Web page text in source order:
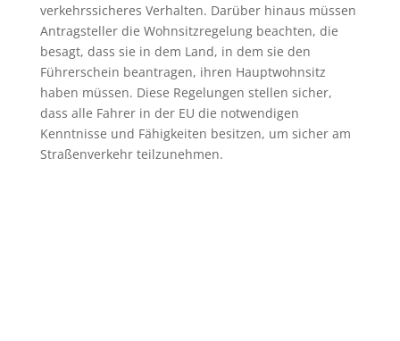
verkehrssicheres Verhalten. Darüber hinaus müssen
Antragsteller die Wohnsitzregelung beachten, die
besagt, dass sie in dem Land, in dem sie den
Führerschein beantragen, ihren Hauptwohnsitz
haben müssen. Diese Regelungen stellen sicher,
dass alle Fahrer in der EU die notwendigen
Kenntnisse und Fähigkeiten besitzen, um sicher am
Straßenverkehr teilzunehmen.